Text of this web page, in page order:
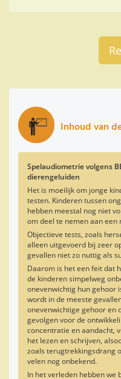
Inhoud van
Spelaudiometrie volgens
dierengeluiden
Het is moeilijk om jonge
testen. Kinderen tussen
hebben meestal nog niet
om deel te nemen aan
Objectieve tests, zoals
alleen uitgevoerd bij zeer
gevallen niet zo nuttig als
Daarom is het een feit dat
de kinderen simpelweg
onevenwichtig hun gehoor
wordt in de meeste
onevenwichtige gehoor en
gevolgen voor de
concentratie en aandacht,
het lezen en schrijven,
zoals terugtrekkingsdrang
velen nog onbekend.
In het verleden hebben we